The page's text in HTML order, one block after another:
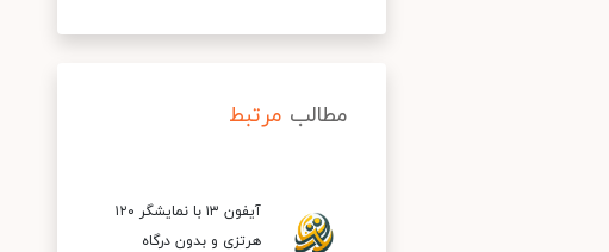
مطالب مرتبط
آیفون ۱۳ با نمایشگر ۱۲۰
هرتزی و بدون درگاه